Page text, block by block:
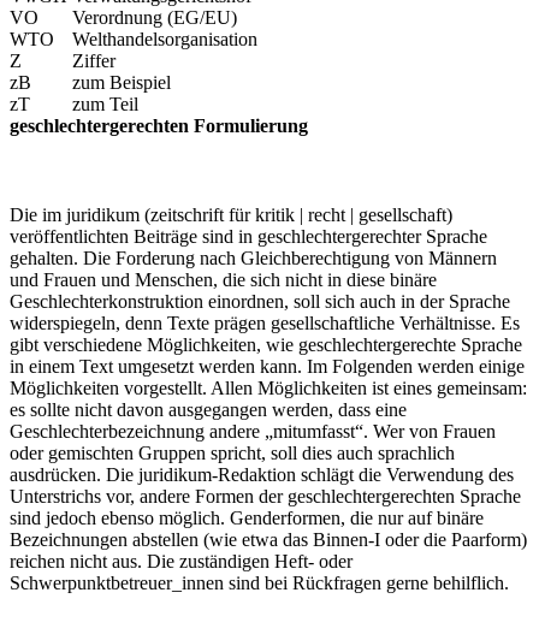
VO
Verordnung (EG/EU)
WTO
Welthandelsorganisation
Z
Ziffer
zB
zum Beispiel
zT
zum Teil
geschlechtergerechten Formulierung
Die im juridikum (zeitschrift für kritik | recht | gesellschaft)
veröffentlichten Beiträge sind in geschlechtergerechter Sprache
gehalten. Die Forderung nach Gleichberechtigung von Männern
und Frauen und Menschen, die sich nicht in diese binäre
Geschlechterkonstruktion einordnen, soll sich auch in der Sprache
widerspiegeln, denn Texte prägen gesellschaftliche Verhältnisse. Es
gibt verschiedene Möglichkeiten, wie geschlechtergerechte Sprache
in einem Text umgesetzt werden kann. Im Folgenden werden einige
Möglichkeiten vorgestellt. Allen Möglichkeiten ist eines gemeinsam:
es sollte nicht davon ausgegangen werden, dass eine
Geschlechterbezeichnung andere „mitumfasst“. Wer von Frauen
oder gemischten Gruppen spricht, soll dies auch sprachlich
ausdrücken. Die juridikum-Redaktion schlägt die Verwendung des
Unterstrichs vor, andere Formen der geschlechtergerechten Sprache
sind jedoch ebenso möglich. Genderformen, die nur auf binäre
Bezeichnungen abstellen (wie etwa das Binnen-I oder die Paarform)
reichen nicht aus. Die zuständigen Heft- oder
Schwerpunktbetreuer_innen sind bei Rückfragen gerne behilflich.